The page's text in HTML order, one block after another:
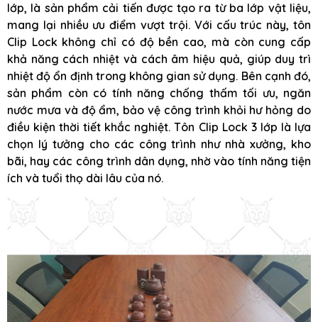
lớp, là sản phẩm cải tiến được tạo ra từ ba lớp vật liệu,
mang lại nhiều ưu điểm vượt trội. Với cấu trúc này, tôn
Clip Lock không chỉ có độ bền cao, mà còn cung cấp
khả năng cách nhiệt và cách âm hiệu quả, giúp duy trì
nhiệt độ ổn định trong không gian sử dụng. Bên cạnh đó,
sản phẩm còn có tính năng chống thấm tối ưu, ngăn
nước mưa và độ ẩm, bảo vệ công trình khỏi hư hỏng do
điều kiện thời tiết khắc nghiệt. Tôn Clip Lock 3 lớp là lựa
chọn lý tưởng cho các công trình như nhà xưởng, kho
bãi, hay các công trình dân dụng, nhờ vào tính năng tiện
ích và tuổi thọ dài lâu của nó.